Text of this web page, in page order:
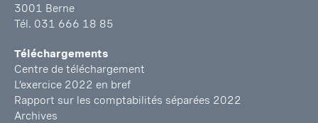
3001 Berne
Tél. 031 666 18 85
Téléchargements
Centre de téléchargement
L’exercice 2022 en bref
Rapport sur les comptabilités séparées 2022
Archives